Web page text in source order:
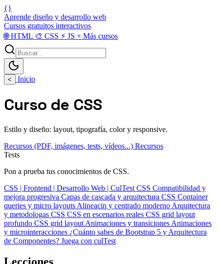
{}
Aprende diseño y desarrollo web
Cursos gratuitos interactivos
🌐HTML 🎨 CSS ⚡ JS + Más cursos
< Inicio
Curso de CSS
Estilo y diseño: layout, tipografía, color y responsive.
Recursos (PDF, imágenes, tests, vídeos...) Recursos
Tests
Pon a prueba tus conocimientos de CSS.
CSS | Frontend | Desarrollo Web | CulTest CSS Compatibilidad y
mejora progresiva Capas de cascada y arquitectura CSS Container
queries y micro layouts Alineacin y centrado moderno Arquitectura
y metodologas CSS CSS en escenarios reales CSS grid layout
profundo CSS grid layout Animaciones y transiciones Animaciones
y microinteracciones ¿Cuánto sabes de Bootstrap 5 y Arquitectura
de Componentes? Juega con culTest
Lecciones